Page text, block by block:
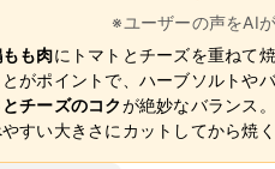
※ユーザーの声をAI
も肉にトマトとチーズを重ねて
がポイントで、ハーブソルトや
チーズのコクが絶妙なバランス
すい大きさにカットしてから焼